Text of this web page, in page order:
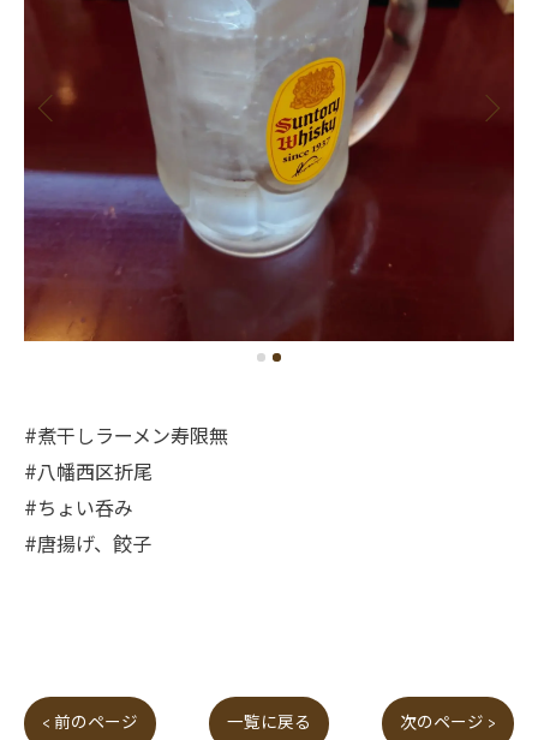
#煮干しラーメン寿限無
#八幡西区折尾
#ちょい呑み
#唐揚げ、餃子
< 前のページ 一覧に戻る 次のページ >